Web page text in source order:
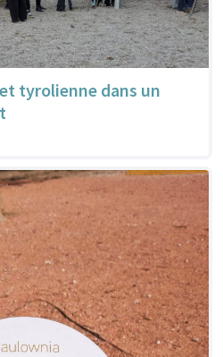
tyrolienne dans un